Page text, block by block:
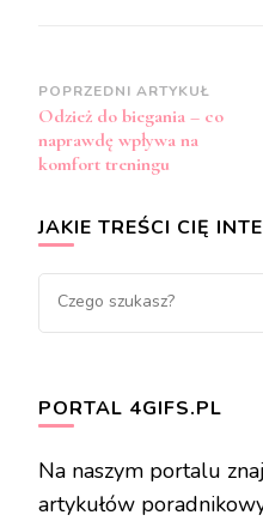
Zobacz
wpisy
POPRZEDNI ARTYKUŁ
Odzież do biegania – co
naprawdę wpływa na
komfort treningu
JAKIE TREŚCI CIĘ
Szukasz
czegoś?
PORTAL 4GIFS.PL
Na naszym portalu
artykułów